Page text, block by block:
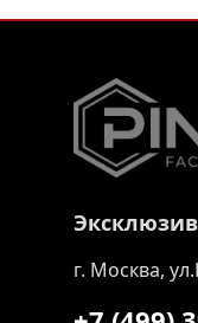
г. Москва,